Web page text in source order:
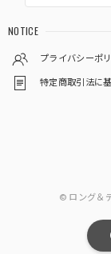
NOTICE
プライバシーポ
特定商取引法に
© ロング＆